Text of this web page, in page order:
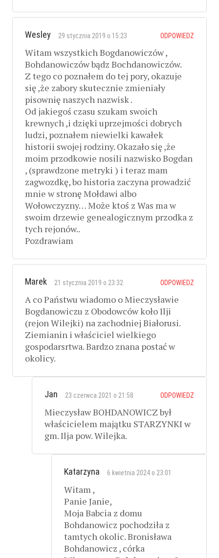
Wesley 29 stycznia 2019 o 15:23 ODPOWIEDZ
Witam wszystkich Bogdanowiczów ,
Bohdanowiczów bądz Bochdanowiczów.
Z tego co poznałem do tej pory, okazuje
się ,że zabory skutecznie zmieniały
pisownię naszych nazwisk .
Od jakiegoś czasu szukam swoich
krewnych ,i dzięki uprzejmości dobrych
ludzi, poznałem niewielki kawałek
historii swojej rodziny. Okazało się ,że
moim przodkowie nosili nazwisko Bogdan
, (sprawdzone metryki ) i teraz mam
zagwozdkę, bo historia zaczyna prowadzić
mnie w stronę Mołdawi albo
Wołowczyzny… Może ktoś z Was ma w
swoim drzewie genealogicznym przodka z
tych rejonów..
Pozdrawiam
Marek 21 stycznia 2019 o 23:32 ODPOWIEDZ
A co Państwu wiadomo o Mieczysławie
Bogdanowiczu z Obodowców koło Ilji
(rejon Wilejki) na zachodniej Białorusi.
Ziemianin i właściciel wielkiego
gospodarsrtwa. Bardzo znana postać w
okolicy.
Jan 23 czerwca 2021 o 21:58 ODPOWIEDZ
Mieczysław BOHDANOWICZ był
właścicielem majątku STARZYNKI w
gm. Ilja pow. Wilejka.
Katarzyna 6 kwietnia 2024 o 23:01
Witam ,
Panie Janie,
Moja Babcia z domu
Bohdanowicz pochodziła z
tamtych okolic. Bronisława
Bohdanowicz , córka